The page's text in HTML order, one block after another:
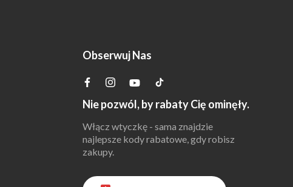
Obserwuj Nas
Nie pozwól, by rabaty Cię ominęły.
Włącz wtyczkę - sama znajdzie
najlepsze kody rabatowe, gdy robisz
zakupy.